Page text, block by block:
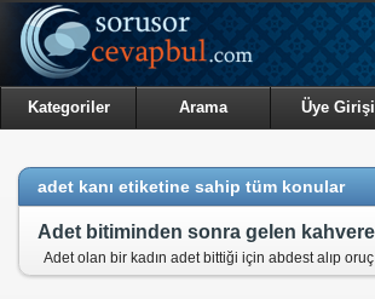
Kategoriler Arama Üye Girişi
adet kanı etiketine sahip tüm konular